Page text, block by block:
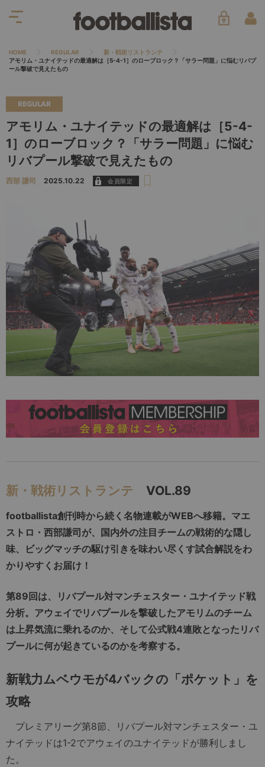
HOME REGULAR
新・戦術リストランテ
アモリム・ユナイテッドの最適解は［5-4-1］のローブロック？「サラー問題」に悩むリバプ
ール撃破で見えたもの
REGULAR
アモリム・ユナイテッドの最適解は［5-4-
1］のローブロック？「サラー問題」に悩む
リバプール撃破で見えたもの
西部 謙司 2025.10.22
新・戦術リストランテ VOL.89
footballista創刊時から続く名物連載がWEBへ移籍。マエ
ストロ・西部謙司が、国内外の注目チームの戦術的な隠し
味、ビッグマッチの駆け引きを味わい尽くす試合解説をわ
かりやすくお届け！
第89回は、リバプール対マンチェスター・ユナイテッド戦
分析。アウェイでリバプールを撃破したアモリムのチーム
は上昇気流に乗れるのか、そして公式戦4連敗となったリバ
プールに何が起きているのかを考察する。
新戦力ムベウモが4バックの「ポケット」を
攻略
プレミアリーグ第8節、リバプール対マンチェスター・ユ
ナイテッドは1-2でアウェイのユナイテッドが勝利しまし
た。